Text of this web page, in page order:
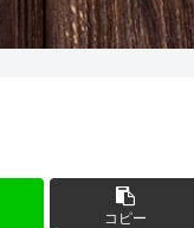
コピー